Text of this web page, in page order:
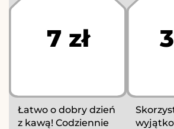
7 zł
Łatwo o dobry dzień
z kawą! Codziennie